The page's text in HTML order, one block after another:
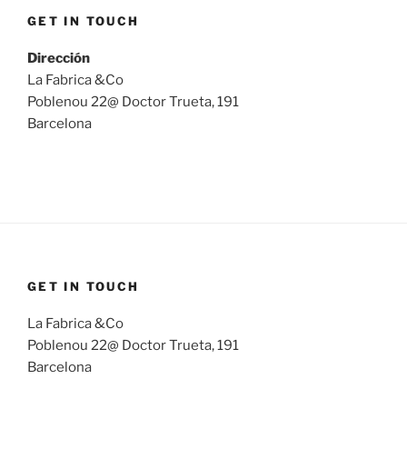
GET IN TOUCH
Dirección
La Fabrica &Co
Poblenou 22@ Doctor Trueta, 191
Barcelona
GET IN TOUCH
La Fabrica &Co
Poblenou 22@ Doctor Trueta, 191
Barcelona